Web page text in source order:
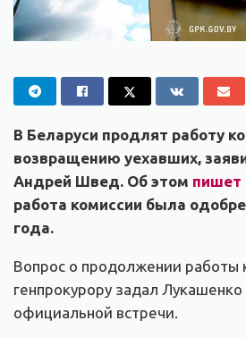
В Беларуси продлят работу
возвращению уехавших,
Андрей Швед. Об этом пишет
работа комиссии была
года.
Вопрос о продолжении работы
генпрокурору задал
официальной встречи.